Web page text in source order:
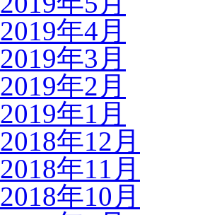
2019年4月
2019年3月
2019年2月
2019年1月
2018年12月
2018年11月
2018年10月